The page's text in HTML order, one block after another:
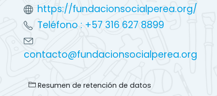
https://fundacionsocialperea.org/
Teléfono : +57 316 627 8899
contacto@fundacionsocialperea.org
Resumen de retención de datos